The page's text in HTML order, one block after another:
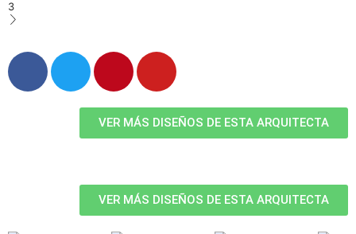
3
VER MÁS DISEÑOS DE ESTA ARQUITECTA
VER MÁS DISEÑOS DE ESTA ARQUITECTA